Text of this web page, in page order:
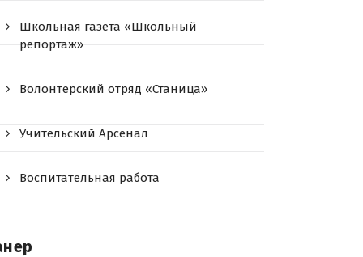
Школьная газета «Школьный
репортаж»
Волонтерский отряд «Станица»
Учительский Арсенал
Воспитательная работа